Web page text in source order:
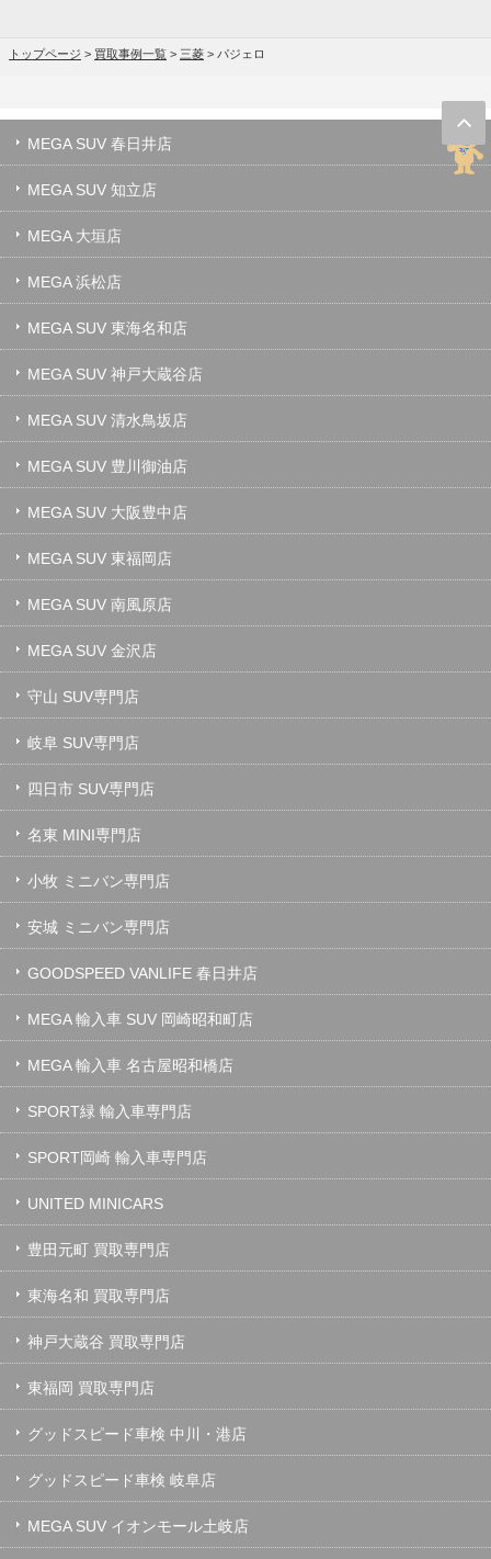
トップページ > 買取事例一覧 > 三菱 > パジェロ
MEGA SUV 春日井店
MEGA SUV 知立店
MEGA 大垣店
MEGA 浜松店
MEGA SUV 東海名和店
MEGA SUV 神戸大蔵谷店
MEGA SUV 清水鳥坂店
MEGA SUV 豊川御油店
MEGA SUV 大阪豊中店
MEGA SUV 東福岡店
MEGA SUV 南風原店
MEGA SUV 金沢店
守山 SUV専門店
岐阜 SUV専門店
四日市 SUV専門店
名東 MINI専門店
小牧 ミニバン専門店
安城 ミニバン専門店
GOODSPEED VANLIFE 春日井店
MEGA 輸入車 SUV 岡崎昭和町店
MEGA 輸入車 名古屋昭和橋店
SPORT緑 輸入車専門店
SPORT岡崎 輸入車専門店
UNITED MINICARS
豊田元町 買取専門店
東海名和 買取専門店
神戸大蔵谷 買取専門店
東福岡 買取専門店
グッドスピード車検 中川・港店
グッドスピード車検 岐阜店
MEGA SUV イオンモール土岐店